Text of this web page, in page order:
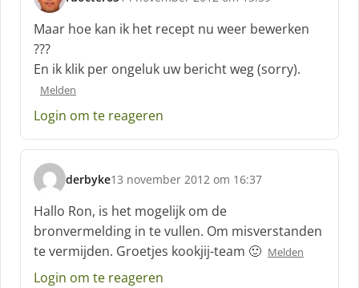
s
c
h
r
e
:
Maar hoe kan ik het recept nu weer bewerken
???
En ik klik per ongeluk uw bericht weg (sorry).
Melden
Login om te reageren
derbyke
s
c
h
r
e
e
13 november 2012 om 16:37
Hallo Ron, is het mogelijk om de
bronvermelding in te vullen. Om misverstanden
te vermijden. Groetjes kookjij-team 🙂 Melden
Login om te reageren